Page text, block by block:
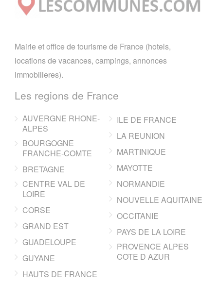
Mairie et office de tourisme de France (hotels,
locations de vacances, campings, annonces
immobilieres).
Les regions de France
AUVERGNE RHONE-
ALPES
BOURGOGNE
FRANCHE-COMTE
BRETAGNE
CENTRE VAL DE
LOIRE
CORSE
GRAND EST
GUADELOUPE
GUYANE
HAUTS DE FRANCE
ILE DE FRANCE
LA REUNION
MARTINIQUE
MAYOTTE
NORMANDIE
NOUVELLE AQUITAINE
OCCITANIE
PAYS DE LA LOIRE
PROVENCE ALPES
COTE D AZUR